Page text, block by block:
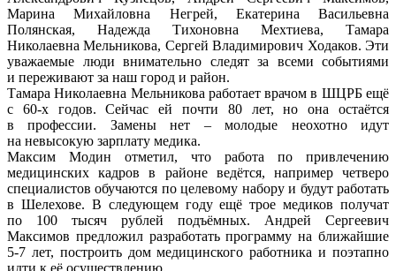
Марина Михайловна Негрей, Екатерина Васильевна
Полянская, Надежда Тихоновна Мехтиева, Тамара
Николаевна Мельникова, Сергей Владимирович Ходаков. Эти
уважаемые люди внимательно следят за всеми событиями
и переживают за наш город и район.
Тамара Николаевна Мельникова работает врачом в ШЦРБ ещё
с 60-х годов. Сейчас ей почти 80 лет, но она остаётся
в профессии. Замены нет – молодые неохотно идут
на невысокую зарплату медика.
Максим Модин отметил, что работа по привлечению
медицинских кадров в районе ведётся, например четверо
специалистов обучаются по целевому набору и будут работать
в Шелехове. В следующем году ещё трое медиков получат
по 100 тысяч рублей подъёмных. Андрей Сергеевич
Максимов предложил разработать программу на ближайшие
5-7 лет, построить дом медицинского работника и поэтапно
идти к её осуществлению.